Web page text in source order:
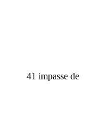
41 impasse de